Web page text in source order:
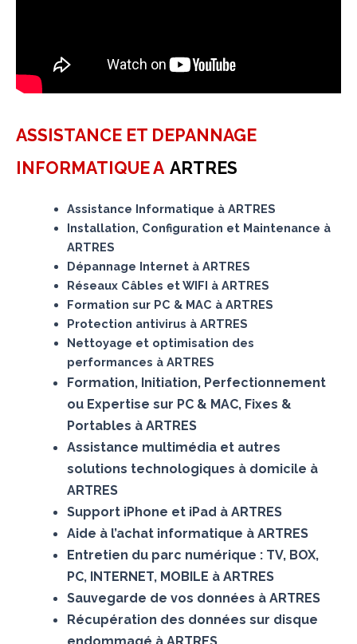
ASSISTANCE ET DEPANNAGE
INFORMATIQUE A ARTRES
Assistance Informatique à ARTRES
Installation, Configuration et Maintenance à
ARTRES
Dépannage Internet à ARTRES
Réseaux Câbles et WIFI à ARTRES
Formation sur PC & MAC à ARTRES
Protection antivirus à ARTRES
Nettoyage et optimisation des
performances à ARTRES
Formation, Initiation, Perfectionnement
ou Expertise sur PC & MAC, Fixes &
Portables à ARTRES
Assistance multimédia et autres
solutions technologiques à domicile à
ARTRES
Support iPhone et iPad à ARTRES
Aide à l’achat informatique à ARTRES
Entretien du parc numérique : TV, BOX,
PC, INTERNET, MOBILE à ARTRES
Sauvegarde de vos données à ARTRES
Récupération des données sur disque
endommagé à ARTRES